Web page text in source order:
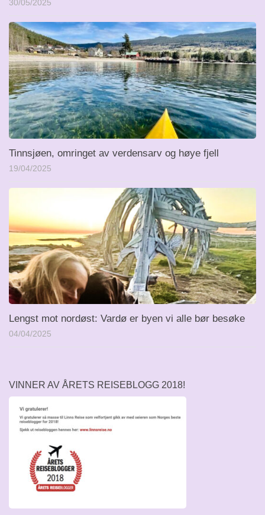
30/05/2025
Tinnsjøen, omringet av verdensarv og høye fjell
19/04/2025
Lengst mot nordøst: Vardø er byen vi alle bør besøke
04/04/2025
VINNER AV ÅRETS REISEBLOGG 2018!